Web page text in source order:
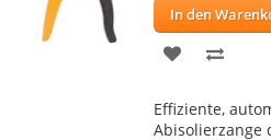
In den
ZUR
Effiziente,
Abisolierzange